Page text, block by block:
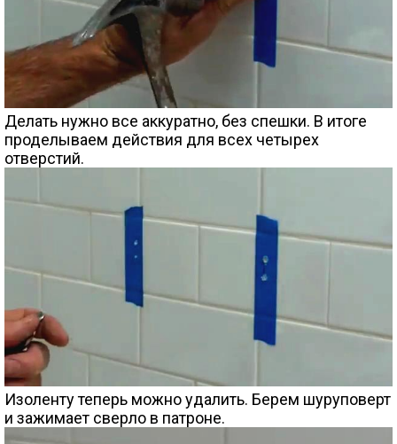
Делать нужно все аккуратно, без спешки. В итоге
проделываем действия для всех четырех
отверстий.
Изоленту теперь можно удалить. Берем шуруповерт
и зажимает сверло в патроне.